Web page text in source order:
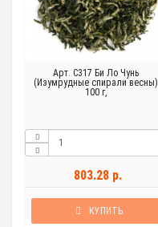
Арт. C317 Би Ло Чунь
(Изумрудные спирали весны)
100 г,
803.28 р.
КУПИТЬ